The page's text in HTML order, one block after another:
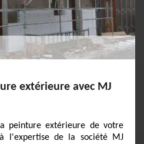
extérieure avec MJ
peinture extérieure de votre
l'expertise de la société MJ